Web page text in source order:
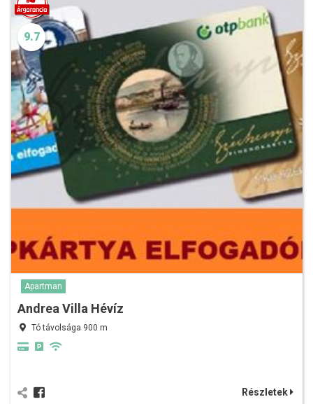
9.7
Apartman
Andrea Villa Hévíz
Tó távolsága 900 m
Részletek